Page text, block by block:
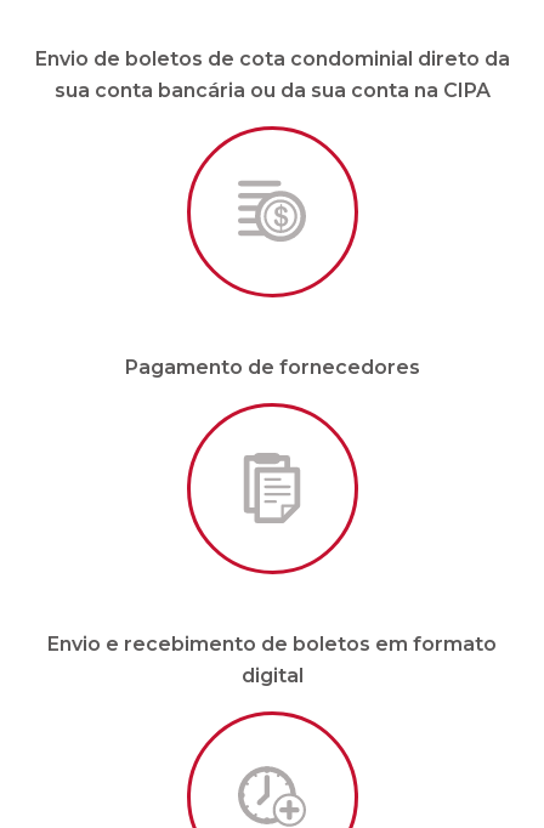
Envio de boletos de cota condominial direto da
sua conta bancária ou da sua conta na CIPA
Pagamento de fornecedores
Envio e recebimento de boletos em formato
digital